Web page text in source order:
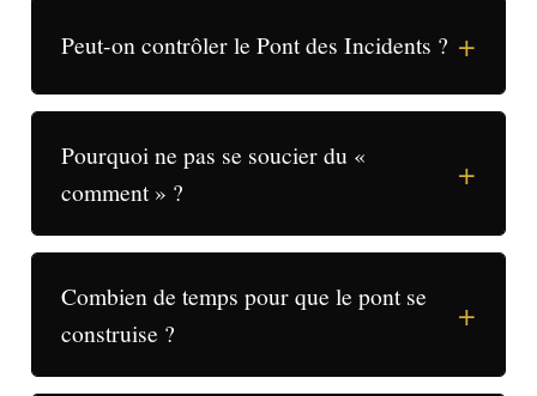
Peut-on contrôler le Pont des Incidents ? +
Pourquoi ne pas se soucier du «
comment » ?
+
Combien de temps pour que le pont se
construise ?
+